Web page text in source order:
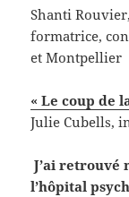
Shanti
formatrice,
et Montpellier
« Le coup de
Julie Cubells,
J’ai retrouvé
l’hôpital